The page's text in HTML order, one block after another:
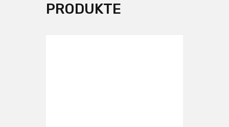
PRODUKTE